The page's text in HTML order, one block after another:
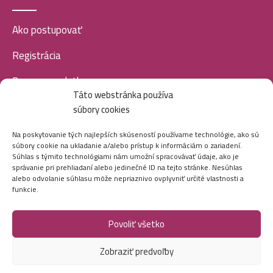
Táto webstránka používa
súbory cookies
Na poskytovanie tých najlepších skúseností používame technológie, ako sú
súbory cookie na ukladanie a/alebo prístup k informáciám o zariadení.
Súhlas s týmito technológiami nám umožní spracovávať údaje, ako je
správanie pri prehliadaní alebo jedinečné ID na tejto stránke. Nesúhlas
alebo odvolanie súhlasu môže nepriaznivo ovplyvniť určité vlastnosti a
funkcie.
Povoliť všetko
Zobraziť predvoľby
Kallos maska na vlasy 275ml- Silk
Kallos maska na vlasy 275ml- Pro-Tox – Cannabis
Kallos maska na vlasy 275ml- Keratin
2,59€
Kallos maska na vlasy 275ml- Argan
Ako postupovať
Registrácia
Doprava a platba
SOCIÁLNE SIETE
Marei.sk - Všetky práva vyhradené - 2026
Vytvorila digitálna agentúraAmetica.